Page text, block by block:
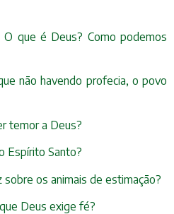
O que é Deus? Como podemos
não havendo profecia, o povo
temor a Deus?
Espírito Santo?
sobre os animais de estimação?
Deus exige fé?